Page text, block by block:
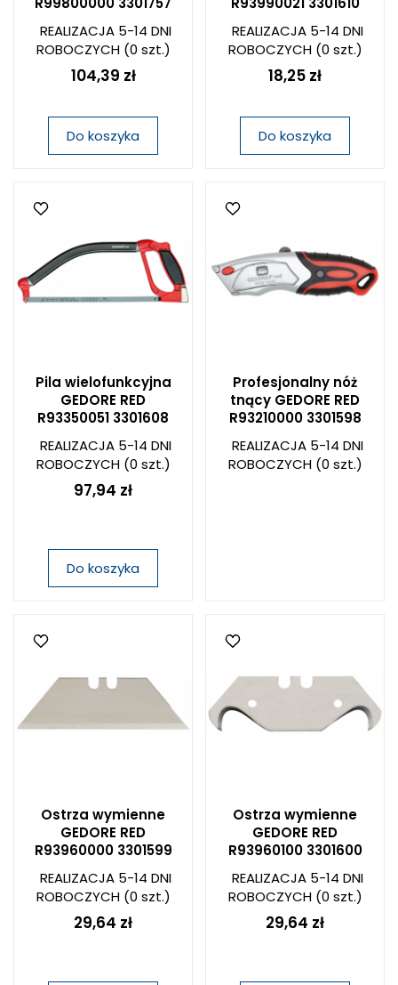
REALIZACJA 5-14 DNI
ROBOCZYCH(0 szt.)
104,39 zł
Do koszyka
REALIZACJA 5-14 DNI
ROBOCZYCH(0 szt.)
18,25 zł
Do koszyka
Pila wielofunkcyjna
GEDORE RED
R93350051 3301608
REALIZACJA 5-14 DNI
ROBOCZYCH(0 szt.)
97,94 zł
Do koszyka
Profesjonalny nóż
tnący GEDORE RED
R93210000 3301598
REALIZACJA 5-14 DNI
ROBOCZYCH(0 szt.)
Ostrza wymienne
GEDORE RED
R93960000 3301599
REALIZACJA 5-14 DNI
ROBOCZYCH(0 szt.)
29,64 zł
Ostrza wymienne
GEDORE RED
R93960100 3301600
REALIZACJA 5-14 DNI
ROBOCZYCH(0 szt.)
29,64 zł